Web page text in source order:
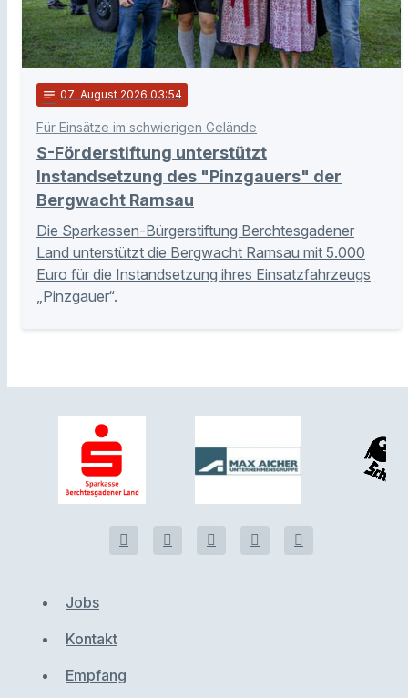
notes 07. August 2026 03:54
Für Einsätze im schwierigen Gelände
S-Förderstiftung unterstützt
Instandsetzung des "Pinzgauers" der
Bergwacht Ramsau
Die Sparkassen-Bürgerstiftung Berchtesgadener
Land unterstützt die Bergwacht Ramsau mit 5.000
Euro für die Instandsetzung ihres Einsatzfahrzeugs
„Pinzgauer“.
Jobs
Kontakt
Empfang